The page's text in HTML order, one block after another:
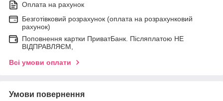
Оплата на рахунок
Безготівковий розрахунок (оплата на розрахунковий
рахунок)
Поповнення картки ПриватБанк. Післяплатою НЕ
ВІДПРАВЛЯЄМ,
Всі умови оплати
Умови повернення